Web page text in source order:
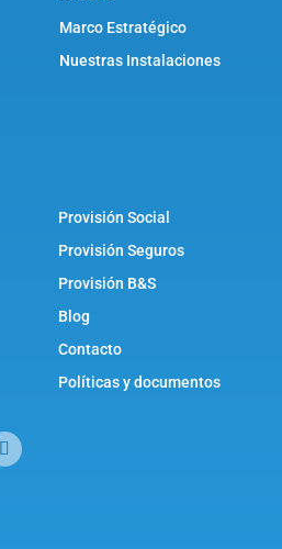
Marco Estratégico
Nuestras Instalaciones
Provisión Social
Provisión Seguros
Provisión B&S
Blog
Contacto
Políticas y documentos